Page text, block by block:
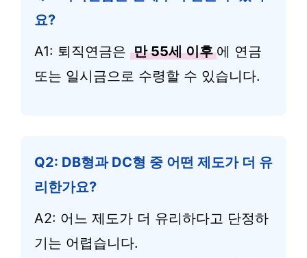
요?
A1: 퇴직연금은 만 55세 이후 에 연금
또는 일시금으로 수령할 수 있습니다.
Q2: DB형과 DC형 중 어떤 제도가 더 유
리한가요?
A2: 어느 제도가 더 유리하다고 단정하
기는 어렵습니다.